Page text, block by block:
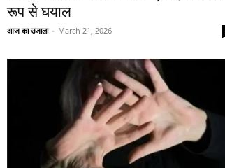
रूप से घयाल
आज का उजाला - March 21, 2026